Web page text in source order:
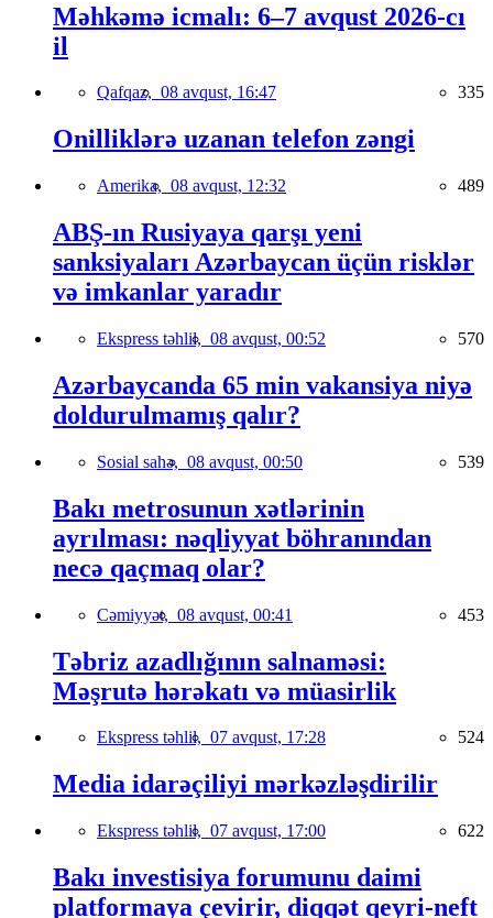
Məhkəmə icmalı: 6–7 avqust 2026-cı
il
Qafqaz, 08 avqust, 16:47 335
Onilliklərə uzanan telefon zəngi
Amerika, 08 avqust, 12:32 489
ABŞ-ın Rusiyaya qarşı yeni
sanksiyaları Azərbaycan üçün risklər
və imkanlar yaradır
Ekspress təhlil, 08 avqust, 00:52 570
Azərbaycanda 65 min vakansiya niyə
doldurulmamış qalır?
Sosial sahə, 08 avqust, 00:50 539
Bakı metrosunun xətlərinin
ayrılması: nəqliyyat böhranından
necə qaçmaq olar?
Cəmiyyət, 08 avqust, 00:41 453
Təbriz azadlığının salnaməsi:
Məşrutə hərəkatı və müasirlik
Ekspress təhlil, 07 avqust, 17:28 524
Media idarəçiliyi mərkəzləşdirilir
Ekspress təhlil, 07 avqust, 17:00 622
Bakı investisiya forumunu daimi
platformaya çevirir, diqqət qeyri-neft